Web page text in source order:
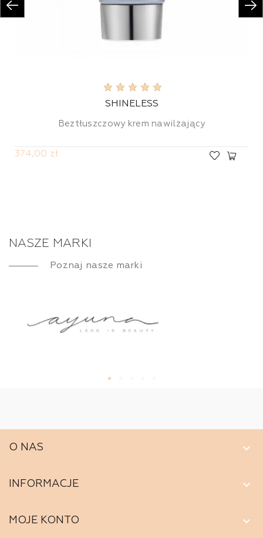
SHINELESS
Beztłuszczowy krem nawilżający
374,00 zł
NASZE MARKI
Poznaj nasze marki
O NAS keyboard_arrow_down
INFORMACJE keyboard_arrow_down
MOJE KONTO keyboard_arrow_down